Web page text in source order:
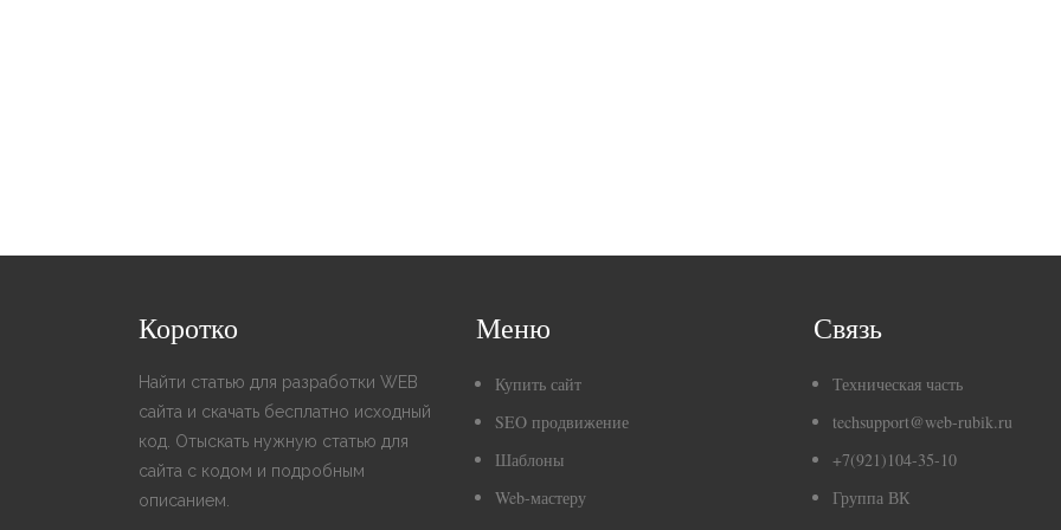
Коротко
Найти статью для разработки WEB
сайта и скачать бесплатно исходный
код. Отыскать нужную статью для
сайта с кодом и подробным
описанием.
Меню
Купить сайт
SEO продвижение
Шаблоны
Web-мастеру
Связь
Техническая часть
techsupport@web-rubik.ru
+7(921)104-35-10
Группа ВК